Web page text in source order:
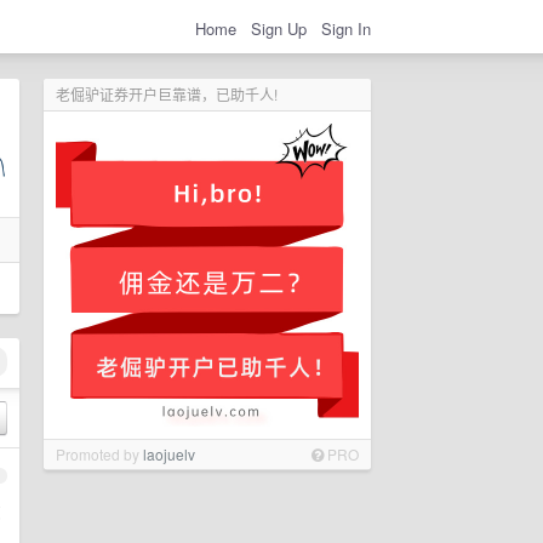
Home Sign Up Sign In
老倔驴证券开户巨靠谱，已助千人!
Promoted bylaojuelv PRO